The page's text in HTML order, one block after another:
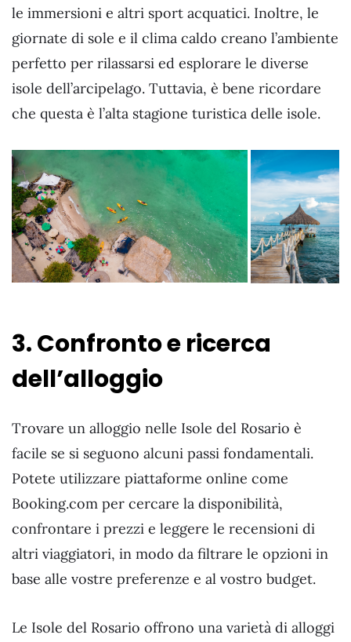
le immersioni e altri sport acquatici. Inoltre, le
giornate di sole e il clima caldo creano l’ambiente
perfetto per rilassarsi ed esplorare le diverse
isole dell’arcipelago. Tuttavia, è bene ricordare
che questa è l’alta stagione turistica delle isole.
3. Confronto e ricerca
dell’alloggio
Trovare un alloggio nelle Isole del Rosario è
facile se si seguono alcuni passi fondamentali.
Potete utilizzare piattaforme online come
Booking.com per cercare la disponibilità,
confrontare i prezzi e leggere le recensioni di
altri viaggiatori, in modo da filtrare le opzioni in
base alle vostre preferenze e al vostro budget.
Le Isole del Rosario offrono una varietà di alloggi